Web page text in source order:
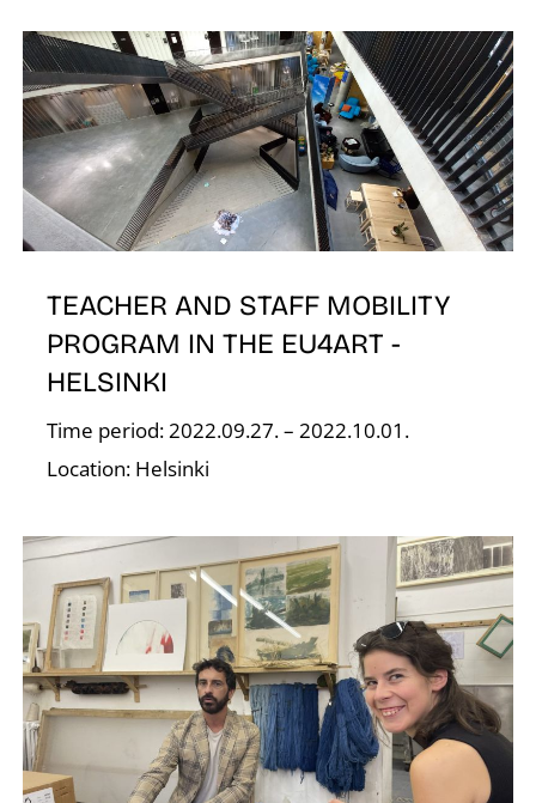
TEACHER AND STAFF MOBILITY
PROGRAM IN THE EU4ART -
HELSINKI
Time period: 2022.09.27. – 2022.10.01.
Location: Helsinki